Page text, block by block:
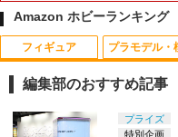
1
ンパ
パイ
￥501
Amazon ホビーランキング
フィギュア
1
プラモデル・
1
1
東京
1
GSI
編集部のおすすめ記事
プライズ
特別企画